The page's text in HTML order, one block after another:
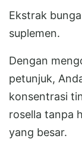
Ekstrak
suplemen.
Dengan
petunjuk,
konsentrasi
rosella tanpa
yang besar.